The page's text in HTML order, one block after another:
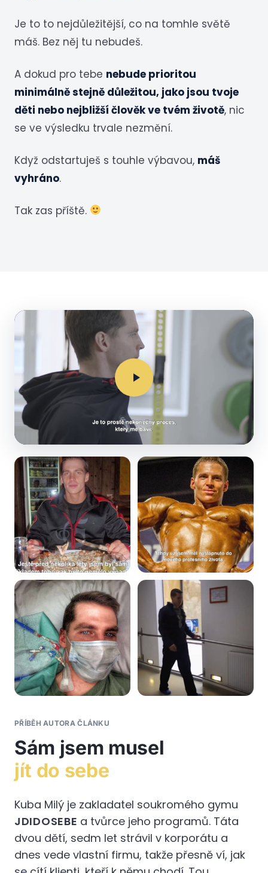
Je to to nejdůležitější, co na tomhle světě
máš. Bez něj tu nebudeš.
A dokud pro tebe nebude prioritou
minimálně stejně důležitou, jako jsou tvoje
děti nebo nejbližší člověk ve tvém životě, nic
se ve výsledku trvale nezmění.
Když odstartuješ s touhle výbavou, máš
vyhráno.
Tak zas příště.
PŘÍBĚH AUTORA ČLÁNKU
Sám jsem musel
jít do sebe
Kuba Milý je zakladatel soukromého gymu
JDIDOSEBE a tvůrce jeho programů. Táta
dvou dětí, sedm let strávil v korporátu a
dnes vede vlastní firmu, takže přesně ví, jak